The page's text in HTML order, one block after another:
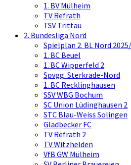
1. BV Mülheim
TV Refrath
TSV Trittau
2. Bundesliga Nord
Spielplan 2. BL Nord
1. BC Beuel
1. BC Wipperfeld 2
Spvgg. Sterkrade-Nord
1. BC Recklinghausen
SSV WBG Bochum
SC Union Lüdinghausen 2
STC Blau-Weiss Solingen
Gladbecker FC
TV Refrath 2
TV Witzhelden
VfB GW Mülheim